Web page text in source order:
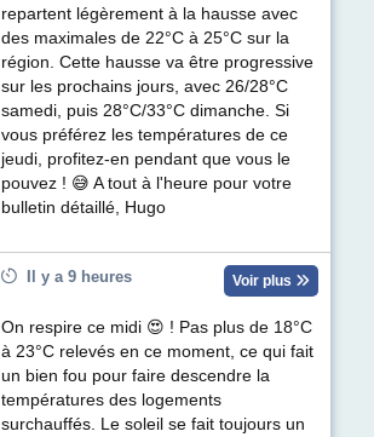
repartent légèrement à la hausse avec
des maximales de 22°C à 25°C sur la
région. Cette hausse va être progressive
sur les prochains jours, avec 26/28°C
samedi, puis 28°C/33°C dimanche. Si
vous préférez les températures de ce
jeudi, profitez-en pendant que vous le
pouvez ! 😅 A tout à l'heure pour votre
bulletin détaillé, Hugo
Il y a 9 heures Voir plus
On respire ce midi 😍 ! Pas plus de 18°C
à 23°C relevés en ce moment, ce qui fait
un bien fou pour faire descendre la
températures des logements
surchauffés. Le soleil se fait toujours un